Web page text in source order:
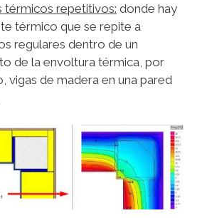
térmicos repetitivos: donde hay
térmico que se repite a
regulares dentro de un
de la envoltura térmica, por
vigas de madera en una pared